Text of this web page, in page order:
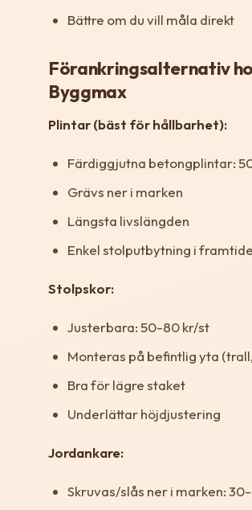
Bättre om du vill måla direkt
Förankringsalternativ
Byggmax
Plintar (bäst för hållbarhet):
Färdiggjutna betongplintar:
Grävs ner i marken
Längsta livslängden
Enkel stolputbytning i
Stolpskor:
Justerbara: 50-80 kr/st
Monteras på befintlig yta
Bra för lägre staket
Underlättar höjdjustering
Jordankare:
Skruvas/slås ner i marken: